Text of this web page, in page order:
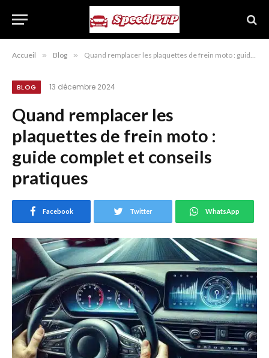
Accueil » Blog » Quand remplacer les plaquettes de frein moto : guide complet et conseils pratiques
BLOG 13 décembre 2024
Quand remplacer les
plaquettes de frein moto :
guide complet et conseils
pratiques
Facebook Twitter WhatsApp